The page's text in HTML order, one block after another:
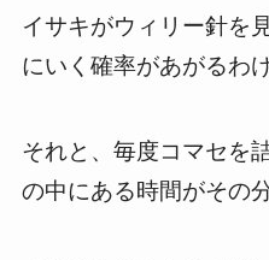
イサキがウィリー針を
にいく確率があがるわ
それと、毎度コマセを
の中にある時間がその